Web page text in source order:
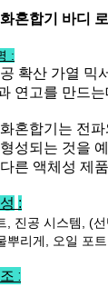
혼합기 바디
:
확산 가열 믹
연고를 만드
혼합기는 전
성되는 것을
른 액체성 제
:
, 진공 시스템, (
뿌리게, 오일 포
: